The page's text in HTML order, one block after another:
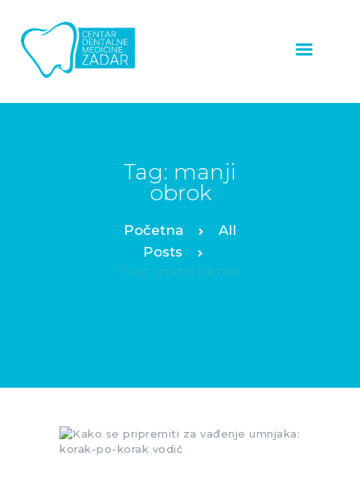
Tag: manji
obrok
All
Posts
Tag: manji obrok
ZUBNI
IMPLANTATI
ZUBNE KRUNICE
ALL ON 4™
PROTOKOL
OSTALE USLUGE
NAŠI RADOVI
BLOG